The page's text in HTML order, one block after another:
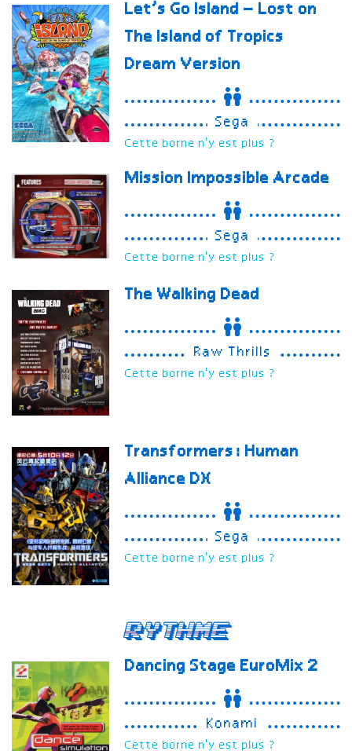
Let’s Go Island – Lost on
The Island of Tropics
Dream Version
Sega
Cette borne n'y est plus ?
Mission Impossible Arcade
Sega
Cette borne n'y est plus ?
The Walking Dead
Raw Thrills
Cette borne n'y est plus ?
Transformers: Human
AllianceDX
Sega
Cette borne n'y est plus ?
Rythme
Dancing StageEuroMix 2
Konami
Cette borne n'y est plus ?